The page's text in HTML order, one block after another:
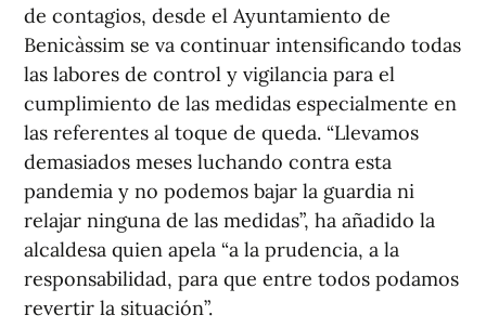
de contagios, desde el Ayuntamiento de
Benicàssim se va continuar intensificando todas
las labores de control y vigilancia para el
cumplimiento de las medidas especialmente en
las referentes al toque de queda. “Llevamos
demasiados meses luchando contra esta
pandemia y no podemos bajar la guardia ni
relajar ninguna de las medidas”, ha añadido la
alcaldesa quien apela “a la prudencia, a la
responsabilidad, para que entre todos podamos
revertir la situación”.